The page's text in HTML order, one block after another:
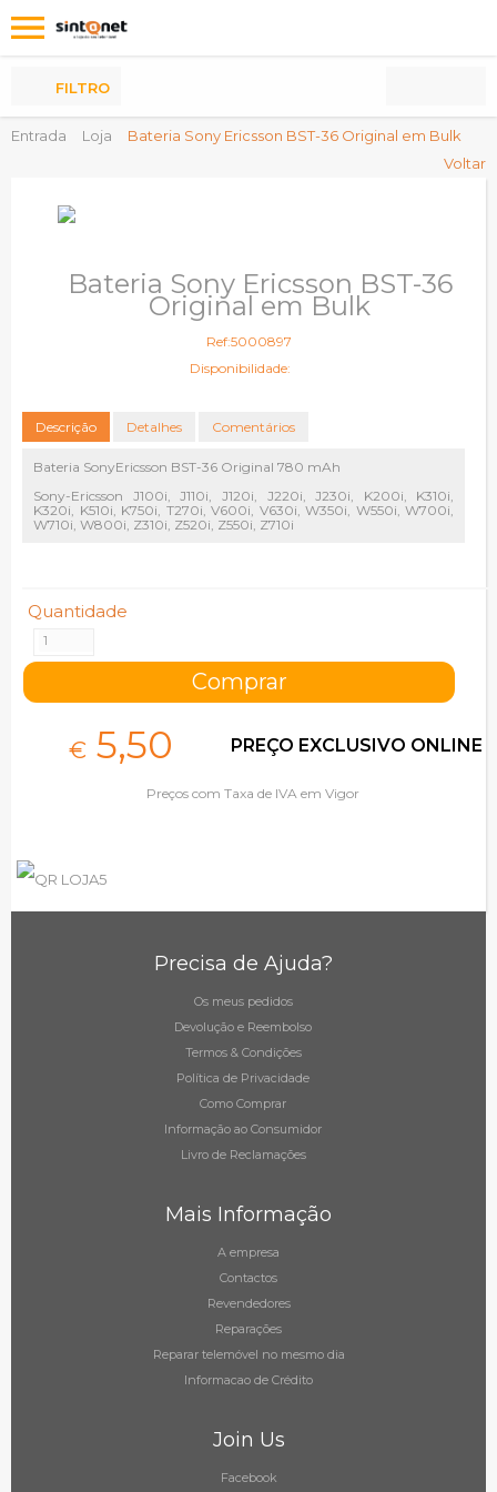
Entrada Loja
Bateria Sony Ericsson BST-36 Original em Bulk
Voltar
FILTRO
Bateria Sony Ericsson BST-36
Original em Bulk
Ref:5000897
Disponibilidade:
Descrição Detalhes Comentários
Bateria SonyEricsson BST-36 Original 780 mAh
Sony-Ericsson J100i, J110i, J120i, J220i, J230i, K200i, K310i,
K320i, K510i, K750i, T270i, V600i, V630i, W350i, W550i, W700i,
W710i, W800i, Z310i, Z520i, Z550i, Z710i
Quantidade
€ 5,50 PREÇO EXCLUSIVO ONLINE
Preços com Taxa de IVA em Vigor
Precisa de Ajuda?
Os meus pedidos
Devolução e Reembolso
Termos & Condições
Política de Privacidade
Como Comprar
Informação ao Consumidor
Livro de Reclamações
Mais Informação
A empresa
Contactos
Revendedores
Reparações
Reparar telemóvel no mesmo dia
Informacao de Crédito
Join Us
Facebook